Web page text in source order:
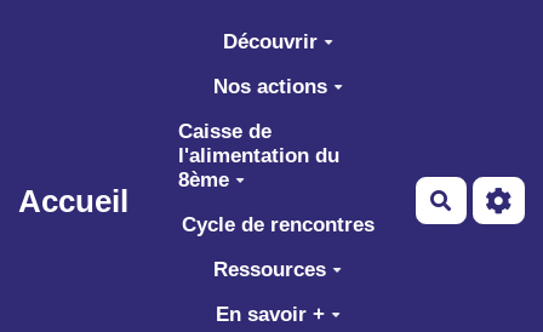
Aller au contenu principal
Accueil
Découvrir
Nos actions
Caisse de
l'alimentation du
8ème
Cycle de rencontres
Ressources
En savoir +